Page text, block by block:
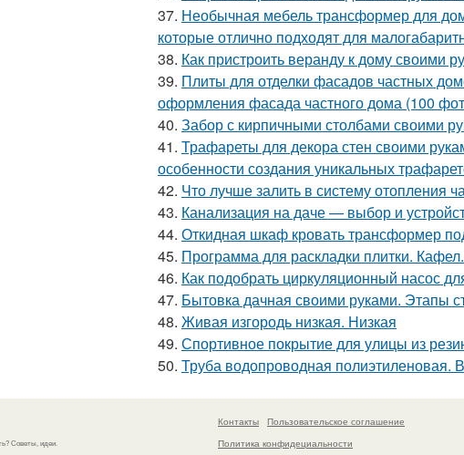
37. Необычная мебель трансформер для
которые отлично подходят для
38. Как пристроить веранду к дому своими
39. Плиты для отделки фасадов частных
оформления фасада частного дома (100
40. Забор с кирпичными столбами своими
41. Трафареты для декора стен своими
особенности создания уникальных
42. Что лучше залить в систему отопления
43. Канализация на даче — выбор и
44. Откидная шкаф кровать трансформер
45. Программа для раскладки плитки.
46. Как подобрать циркуляционный насос
47. Бытовка дачная своими руками. Этапы
48. Живая изгородь низкая. Низкая
49. Спортивное покрытие для улицы из
50. Труба водопроводная
Советы, идеи.
Контакты
Пользовательское соглашение
Политика конфидециальности